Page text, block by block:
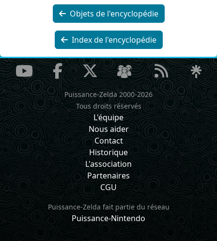
Objets de l'encyclopédie
Index de l'encyclopédie
Puissance-Zelda 2000-2026
Tous droits réservés
L'équipe
Nous aider
Contact
Historique
L'association
Partenaires
CGU
Puissance-Zelda fait partie du réseau
Puissance-Nintendo